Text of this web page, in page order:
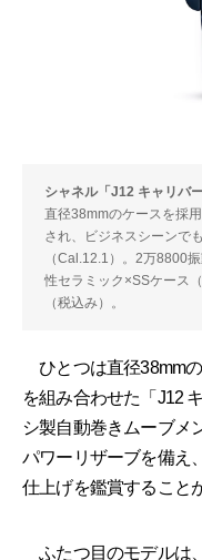
シャネル「J12 キャリバ
直径38mmのケースを採
され、ビジネスシーンで
（Cal.12.1）。2万8800
性セラミック×SSケース
（税込み）。
ひとつは直径38mm
を組み合わせた「J12
シ製自動巻きムーブメ
パワーリザーブを備え
仕上げを鑑賞すること
ふたつ目のモデルは